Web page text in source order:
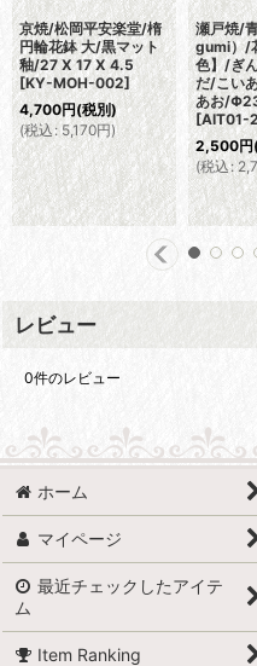
京焼/松岡平安楽堂/楕
円輪花鉢 大/黒マット
釉/27 X 17 X 4.5
[KY-MOH-002]
4,700円(税別)
(税込 : 5,170円)
瀬戸焼/
gumi）
色】/ぎ
だ/こい
あお/
[AIT01-
2,500円
(税込:
レビュー
0件のレビュー
ホーム
マイページ
最近チェックしたアイテ
ム
Item Ranking